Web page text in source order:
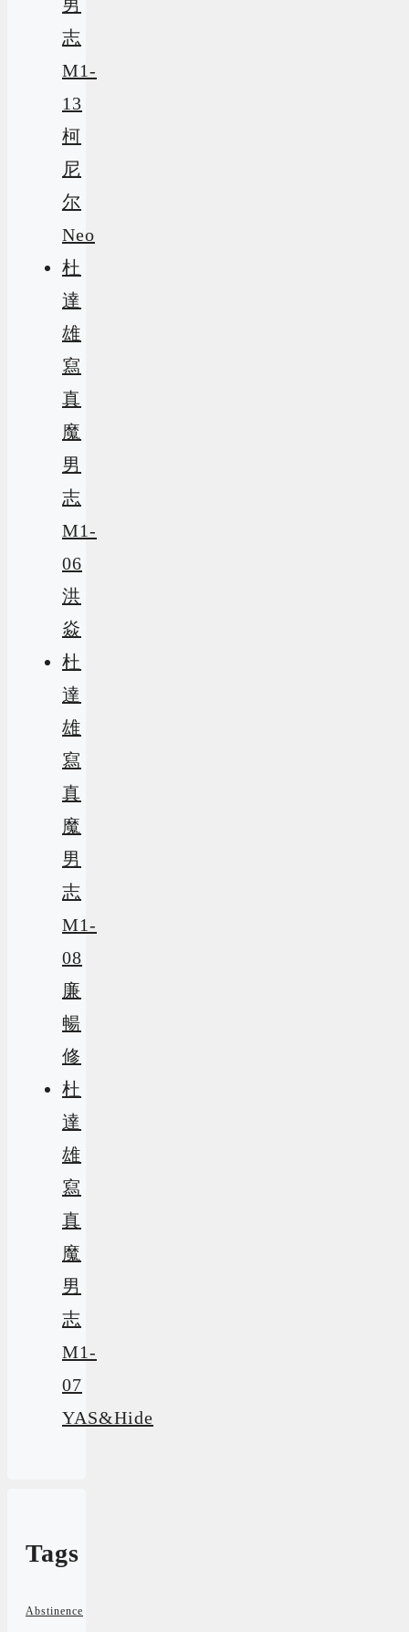
男
志
M1-
13
柯
尼
尔
Neo
杜
達
雄
寫
真
魔
男
志
M1-
06
洪
焱
杜
達
雄
寫
真
魔
男
志
M1-
08
廉
暢
修
杜
達
雄
寫
真
魔
男
志
M1-
07
YAS&Hide
Tags
Abstinence